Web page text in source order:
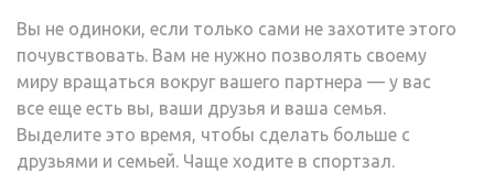
Вы не одиноки, если только сами не захотите этого
почувствовать. Вам не нужно позволять своему
миру вращаться вокруг вашего партнера — у вас
все еще есть вы, ваши друзья и ваша семья.
Выделите это время, чтобы сделать больше с
друзьями и семьей. Чаще ходите в спортзал.